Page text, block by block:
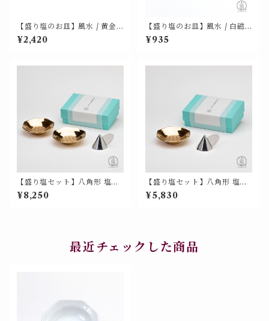
【盛り塩のお皿】風水 / 黄金
八角形 の 塩盛 皿（盛塩 単
品）美濃焼 山源 700-2109
¥2,420
【盛り塩のお皿】風水 / 白磁
四角形 の 塩盛 皿（盛塩 単
品）ピラミッド型に対応 美濃
¥935
【盛り塩セット】八角形 塩盛
固め器入り（黄金八角皿 2枚）
美濃焼 山源 700-2106
¥8,250
【盛り塩セット】八角形 塩盛
固め器入り（黄金八角皿 1枚）
美濃焼 山源 700-2105
¥5,830
最近チェックした商品